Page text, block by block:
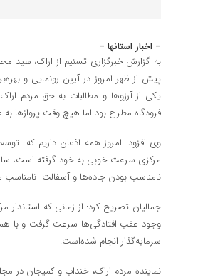
– اخبار استانها –
به گزارش خبرگزاری تسنیم از اراک، سید
پیش از ظهر امروز در آیین رونمایی و
یکی از آرزوها و مطالبات به حق مردم
فرودگاه مطرح بود اما هیچ وقت پروازها
وی افزود: امروز همه اذعان داریم که
مرکزی سرعت خوبی به خود گرفته است،
نامناسب بودن جاده‌ها و آسفالت نامناسب
جمالیان تصریح کرد: از زمانی که
وجود عقب افتادگی‌ها سرعت گرفت و با
سرمایه‌گذار انجام شده‌است.
نماینده مردم اراک، خنداب و کمیجان در